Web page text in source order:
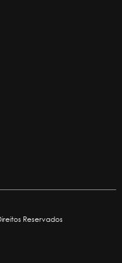
Reservados